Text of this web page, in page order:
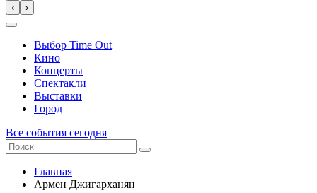
‹ ›
Выбор Time Out
Кино
Концерты
Спектакли
Выставки
Город
Все события сегодня
Главная
Армен Джигарханян